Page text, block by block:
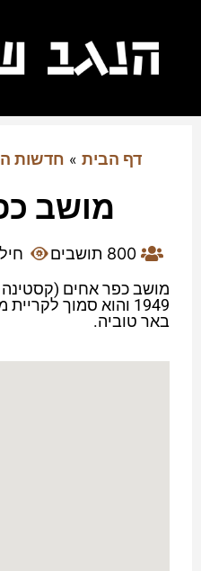
דף הבית » חדשות
מושב
800 תושבים
מושב כפר אחים
1949 והוא סמוך
באר טוביה.